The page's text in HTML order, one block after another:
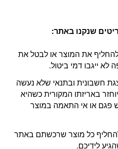
שנקנו באתר:
את המוצר או לבטל את
ייגבו דמי ביטול.
חשבונית ובתנאי שלא נעשה
באריזתו המקורית כשהיא
פגם או אי התאמה במוצר
להחליף כל מוצר שרכשתם באתר